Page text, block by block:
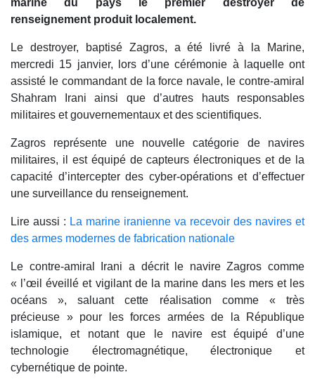
marine du pays le premier destroyer de
renseignement produit localement.
Le destroyer, baptisé Zagros, a été livré à la Marine,
mercredi 15 janvier, lors d’une cérémonie à laquelle ont
assisté le commandant de la force navale, le contre-amiral
Shahram Irani ainsi que d’autres hauts responsables
militaires et gouvernementaux et des scientifiques.
Zagros représente une nouvelle catégorie de navires
militaires, il est équipé de capteurs électroniques et de la
capacité d’intercepter des cyber-opérations et d’effectuer
une surveillance du renseignement.
Lire aussi : La marine iranienne va recevoir des navires et
des armes modernes de fabrication nationale
Le contre-amiral Irani a décrit le navire Zagros comme
« l’œil éveillé et vigilant de la marine dans les mers et les
océans », saluant cette réalisation comme « très
précieuse » pour les forces armées de la République
islamique, et notant que le navire est équipé d’une
technologie électromagnétique, électronique et
cybernétique de pointe.